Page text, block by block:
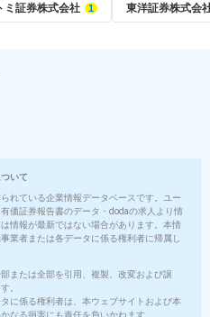
インセンティブ
高校3年生以下の子供を扶養して
によって変動します
ミ証券株式会社 東洋証券株式会
いて
れている企業情報データベースです。ユー
価証券報告書のデータ・dodaの求人より情
情報が最新ではない場合があります。本情
業者または各データに係る権利者に帰属し
または全部を引用、複製、改変および譲
。
に係る権利者は、本ウェブサイトおよび本
なる損害にも責任を負いかねます。